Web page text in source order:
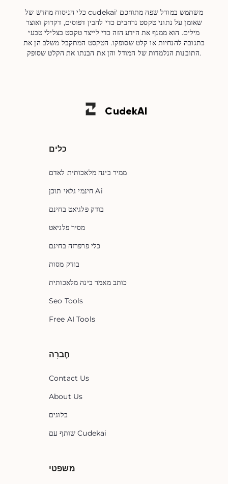
כלי הניסוח מחדש של cudekai' משתמש במודל שפה מתוחכם
שאומן על נתוני טקסט נרחבים כדי להבין דפוסים, דקדוק ואוצר
מילים. הוא ממנף את הידע הזה כדי לייצר טקסט בצלילי טבעי
בתגובה להנחיות או קלט שסופקו. הטקסט המתקבל משלב הן את
התובנות הנלמדות של המודל והן את הבנתו את הקלט שסופק.
CudekAI
כלים
ממיר בינה מלאכותית לאדם
חינמי גלאי תוכן Ai
בודק פלגיאט בחינם
מסיר פלגיאט
כלי פרפרזה בחינם
בודק מסות
כותב מאמר בינה מלאכותית
Seo Tools
Free AI Tools
חֶברָה
Contact Us
About Us
בלוגים
שותף עם Cudekai
משפטי